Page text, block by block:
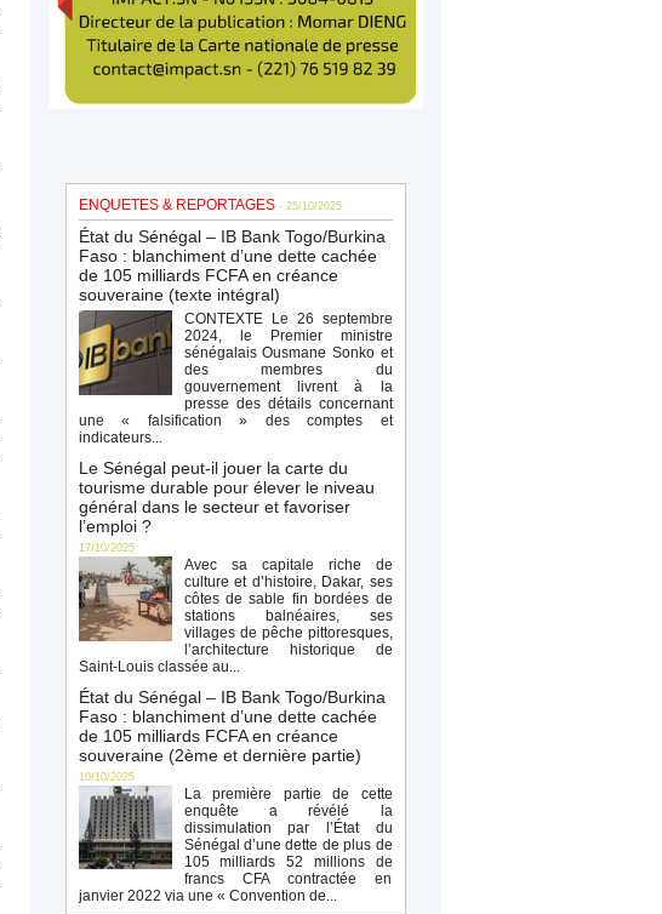
ENQUETES & REPORTAGES - 25/10/2025
État du Sénégal – IB Bank Togo/Burkina
Faso : blanchiment d’une dette cachée
de 105 milliards FCFA en créance
souveraine (texte intégral)
CONTEXTE Le 26 septembre
2024, le Premier ministre
sénégalais Ousmane Sonko et
des membres du
gouvernement livrent à la
presse des détails concernant
une « falsification » des comptes et
indicateurs...
Le Sénégal peut-il jouer la carte du
tourisme durable pour élever le niveau
général dans le secteur et favoriser
l’emploi ?
17/10/2025
Avec sa capitale riche de
culture et d’histoire, Dakar, ses
côtes de sable fin bordées de
stations balnéaires, ses
villages de pêche pittoresques,
l’architecture historique de
Saint-Louis classée au...
État du Sénégal – IB Bank Togo/Burkina
Faso : blanchiment d’une dette cachée
de 105 milliards FCFA en créance
souveraine (2ème et dernière partie)
10/10/2025
La première partie de cette
enquête a révélé la
dissimulation par l’État du
Sénégal d’une dette de plus de
105 milliards 52 millions de
francs CFA contractée en
janvier 2022 via une « Convention de...